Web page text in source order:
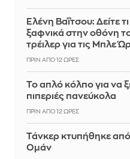
Ελένη Βαΐτσου: Δείτε
ξαφνικά στην οθόνη
τρέιλερ για τις Μπλε
ΠΡΙΝ ΑΠΌ 12 ΏΡΕΣ
Το απλό κόλπο για να
πιπεριές πανεύκολα
ΠΡΙΝ ΑΠΌ 12 ΏΡΕΣ
Τάνκερ κτυπήθηκε
Ομάν